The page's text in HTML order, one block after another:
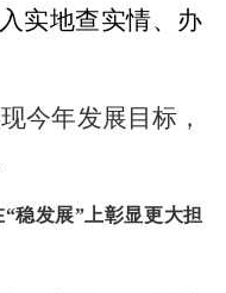
实地查实情、办
今年发展目标，
“稳发展”上彰显更大担